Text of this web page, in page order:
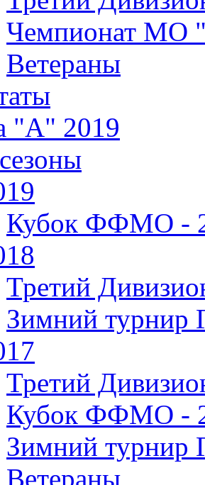
Чемпионат МО
Ветераны
"А" 2019
Кубок ФФМО -
Третий
Зимний турнир
Третий
Кубок ФФМО -
Зимний турнир
Ветераны